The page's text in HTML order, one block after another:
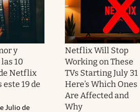
y
10
Netflix
19 de
Julio de
Netflix Will Stop
Working on These
TVs Starting July 31
Here’s Which Ones
Are Affected and
Why